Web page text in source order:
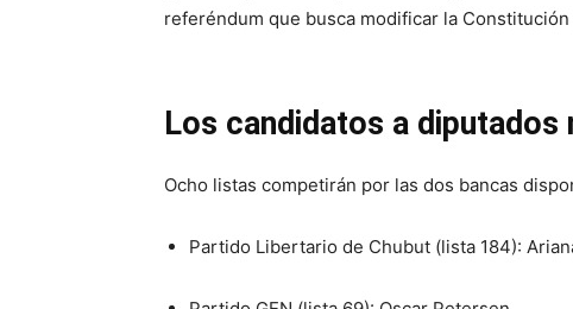
referéndum que busca modificar la
Los candidatos a diputados
Ocho listas competirán por las dos bancas
Partido Libertario de Chubut (lista 184):